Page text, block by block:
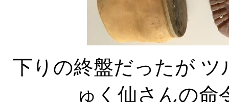
下りの終盤だったが
ゅく仙さんの命